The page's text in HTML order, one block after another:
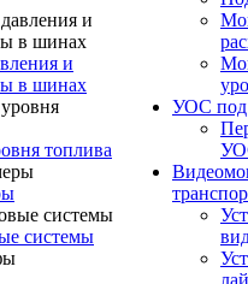
и
в шинах
топлива
системы
УОС